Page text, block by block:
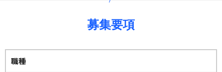
募集要項
職種